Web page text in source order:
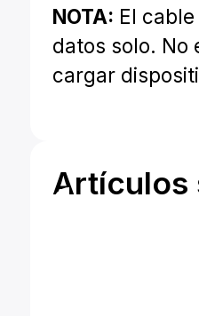
NOTA: El
datos solo. No
cargar
Artículos